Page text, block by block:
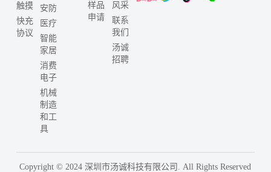
触摸
快充
协议
安防
医疗
智能
家居
消费
电子
机械
制造
和工
具
样品
申请
风采
联系
我们
汤诚
招聘
Copyright © 2024 深圳市汤诚科技有限公司. All Rights Reserved